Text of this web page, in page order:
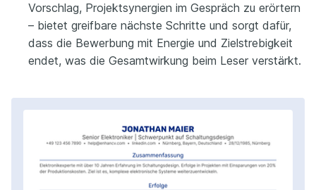
Vorschlag, Projektsynergien im Gespräch zu erörtern
– bietet greifbare nächste Schritte und sorgt dafür,
dass die Bewerbung mit Energie und Zielstrebigkeit
endet, was die Gesamtwirkung beim Leser verstärkt.